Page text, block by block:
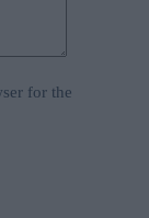
for the